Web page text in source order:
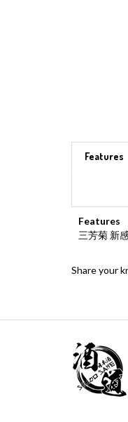
Features
Features
三芳菊 新
Share your